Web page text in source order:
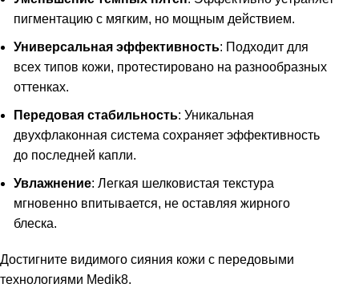
пигментацию с мягким, но мощным действием.
Универсальная эффективность: Подходит для
всех типов кожи, протестировано на разнообразных
оттенках.
Передовая стабильность: Уникальная
двухфлаконная система сохраняет эффективность
до последней капли.
Увлажнение: Легкая шелковистая текстура
мгновенно впитывается, не оставляя жирного
блеска.
Достигните видимого сияния кожи с передовыми
технологиями Medik8.